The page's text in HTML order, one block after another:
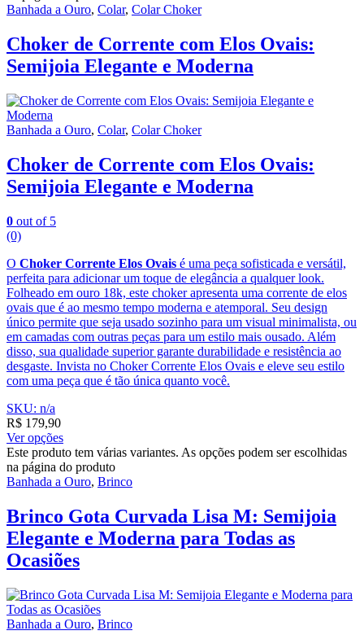
Banhada a Ouro, Colar, Colar Choker
Choker de Corrente com Elos Ovais:
Semijoia Elegante e Moderna
Banhada a Ouro, Colar, Colar Choker
Choker de Corrente com Elos Ovais:
Semijoia Elegante e Moderna
0 out of 5
(0)
O Choker Corrente Elos Ovais é uma peça sofisticada e versátil,
perfeita para adicionar um toque de elegância a qualquer look.
Folheado em ouro 18k, este choker apresenta uma corrente de elos
ovais que é ao mesmo tempo moderna e atemporal. Seu design
único permite que seja usado sozinho para um visual minimalista, ou
em camadas com outras peças para um estilo mais ousado. Além
disso, sua qualidade superior garante durabilidade e resistência ao
desgaste. Invista no Choker Corrente Elos Ovais e eleve seu estilo
com uma peça que é tão única quanto você.
SKU: n/a
R$ 179,90
Ver opções
Este produto tem várias variantes. As opções podem ser escolhidas
na página do produto
Banhada a Ouro, Brinco
Brinco Gota Curvada Lisa M: Semijoia
Elegante e Moderna para Todas as
Ocasiões
Banhada a Ouro, Brinco